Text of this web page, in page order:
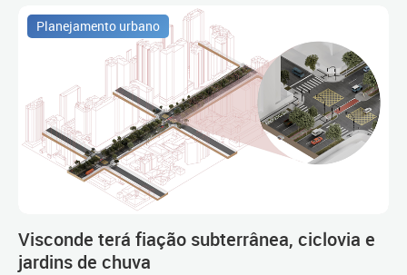
Planejamento urbano
Visconde terá fiação subterrânea, ciclovia e
jardins de chuva